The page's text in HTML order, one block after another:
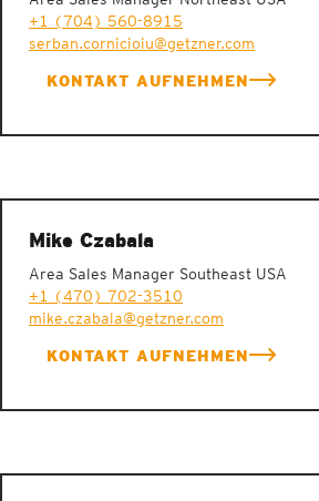
+1 (704) 560-8915
serban.cornicioiu@getzner.com
KONTAKT AUFNEHMEN
Mike Czabala
Area Sales Manager Southeast USA
+1 (470) 702-3510
mike.czabala@getzner.com
KONTAKT AUFNEHMEN